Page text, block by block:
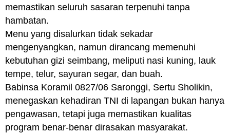
memastikan seluruh sasaran terpenuhi tanpa
hambatan.
Menu yang disalurkan tidak sekadar
mengenyangkan, namun dirancang memenuhi
kebutuhan gizi seimbang, meliputi nasi kuning, lauk
tempe, telur, sayuran segar, dan buah.
Babinsa Koramil 0827/06 Saronggi, Sertu Sholikin,
menegaskan kehadiran TNI di lapangan bukan hanya
pengawasan, tetapi juga memastikan kualitas
program benar-benar dirasakan masyarakat.